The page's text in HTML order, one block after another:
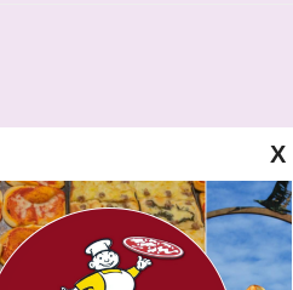
Segui la GRB
Facebook
X